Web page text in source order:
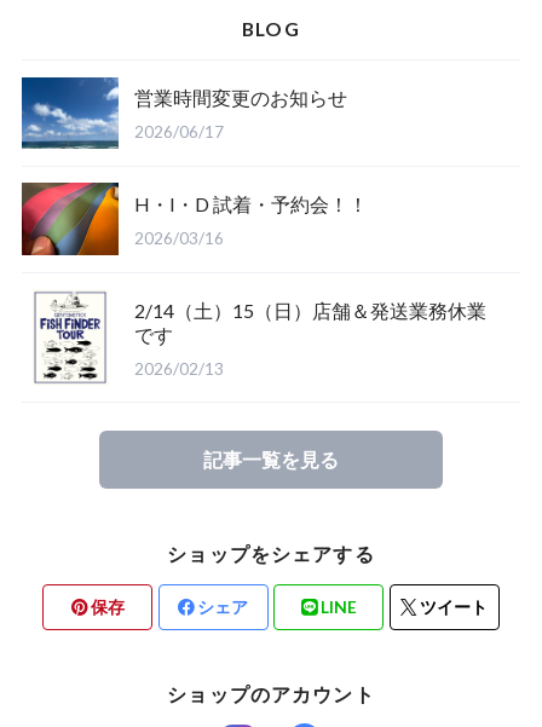
Salty Crew
Glove
BLOG
営業時間変更のお知らせ
2026/06/17
H・I・D 試着・予約会！！
2026/03/16
2/14（土）15（日）店舗＆発送業務休業
です
2026/02/13
記事一覧を見る
ショップをシェアする
保存 シェア LINE ツイート
ショップのアカウント